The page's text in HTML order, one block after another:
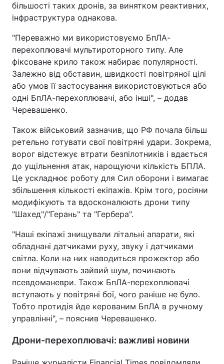
більшості таких дронів, за винятком реактивних,
інфраструктура однакова.
"Переважно ми використовуємо БпЛА-
перехоплювачі мультироторного типу. Але
фіксоване крило також набирає популярності.
Залежно від обставин, швидкості повітряної цілі
або умов її застосування використовуються або
одні БпЛА-перехоплювачі, або інші", – додав
Черевашенко.
Також військовий зазначив, що РФ почала більш
ретельно готувати свої повітряні удари. Зокрема,
ворог відстежує втрати безпілотників і вдається
до ущільнення атак, нарощуючи кількість БПЛА.
Це ускладнює роботу для Сил оборони і вимагає
збільшення кількості екіпажів. Крім того, росіяни
модифікують та вдосконалюють дрони типу
"Шахед"/"Герань" та "Гербера".
"Наші екіпажі знищували літальні апарати, які
обладнані датчиками руху, звуку і датчиками
світла. Коли на них наводиться прожектор або
вони відчувають зайвий шум, починають
псевдоманеври. Також БпЛА-перехоплювачі
вступають у повітряні бої, чого раніше не було.
Тобто протидія йде керованим БпЛА в ручному
управлінні", – пояснив Черевашенко.
Дрони-перехоплювачі: важливі новини